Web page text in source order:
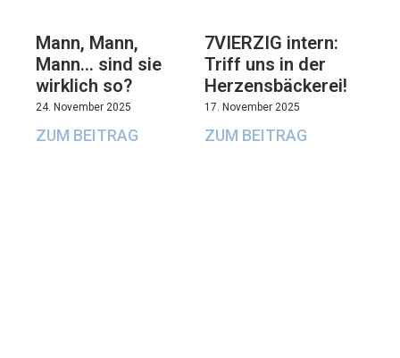
Mann, Mann,
Mann… sind sie
wirklich so?
24. November 2025
ZUM BEITRAG
7VIERZIG intern:
Triff uns in der
Herzensbäckerei!
17. November 2025
ZUM BEITRAG